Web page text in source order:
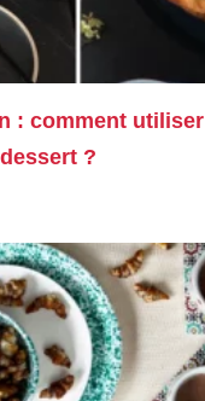
: comment
?